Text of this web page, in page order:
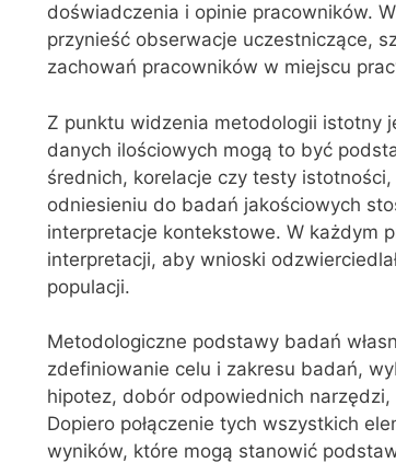
doświadczenia i opinie pracowników.
przynieść obserwacje uczestniczące,
zachowań pracowników w miejscu
Z punktu widzenia metodologii istotny
danych ilościowych mogą to być
średnich, korelacje czy testy
odniesieniu do badań jakościowych
interpretacje kontekstowe. W każdym
interpretacji, aby wnioski
populacji.
Metodologiczne podstawy badań
zdefiniowanie celu i zakresu badań,
hipotez, dobór odpowiednich
Dopiero połączenie tych wszystkich
wyników, które mogą stanowić